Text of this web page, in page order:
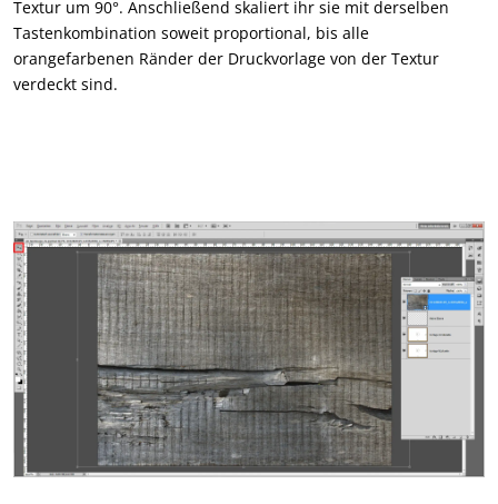
Textur um 90°. Anschließend skaliert ihr sie mit derselben
Tastenkombination soweit proportional, bis alle
orangefarbenen Ränder der Druckvorlage von der Textur
verdeckt sind.